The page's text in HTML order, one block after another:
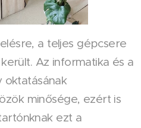
a teljes gépcsere
Az informatika és a
oktatásának
minősége, ezért is
ezt a